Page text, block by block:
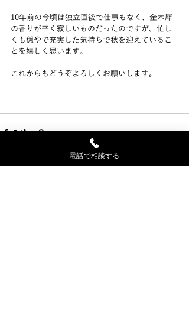
10年前の今頃は独立直後で仕事もなく、金木犀
の香りが辛く寂しいものだったのですが、忙し
くも穏やで充実した気持ちで秋を迎えているこ
とを嬉しく思います。
これからもどうぞよろしくお願いします。
電話で相談する